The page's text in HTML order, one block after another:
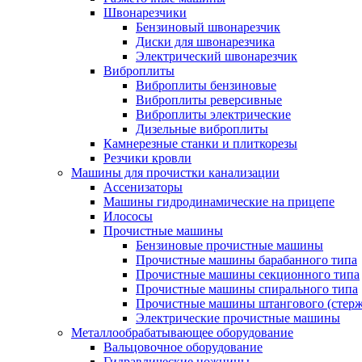
Швонарезчики
Бензиновый швонарезчик
Диски для швонарезчика
Электрический швонарезчик
Виброплиты
Виброплиты бензиновые
Виброплиты реверсивные
Виброплиты электрические
Дизельные виброплиты
Камнерезные станки и плиткорезы
Резчики кровли
Машины для прочистки канализации
Ассенизаторы
Машины гидродинамические на прицепе
Илососы
Прочистные машины
Бензиновые прочистные машины
Прочистные машины барабанного типа
Прочистные машины секционного типа
Прочистные машины спирального типа
Прочистные машины штангового
Электрические прочистные машины
Металлообрабатывающее оборудование
Вальцовочное оборудование